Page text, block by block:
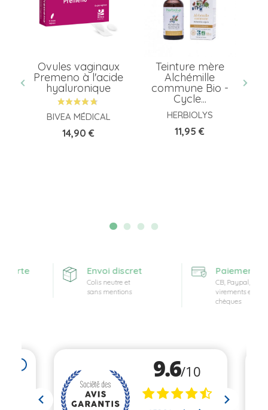
Ovules vaginaux
Premeno à l'acide
hyaluronique
BIVEA MÉDICAL
Prix
14,90 €
Teinture mère
Alchémille
commune Bio -
Cycle...
HERBIOLYS
Prix
11,95 €
Envoi discret
Colis neutre et
sans mentions
Paiement
CB, Paypal,
virements et
chèques